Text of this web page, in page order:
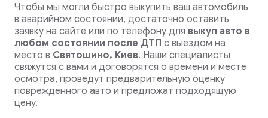
Чтобы мы могли быстро выкупить ваш автомобиль
в аварийном состоянии, достаточно оставить
заявку на сайте или по телефону для выкуп авто в
любом состоянии после ДТП с выездом на
место в Святошино, Киев. Наши специалисты
свяжутся с вами и договорятся о времени и месте
осмотра, проведут предварительную оценку
поврежденного авто и предложат подходящую
цену.